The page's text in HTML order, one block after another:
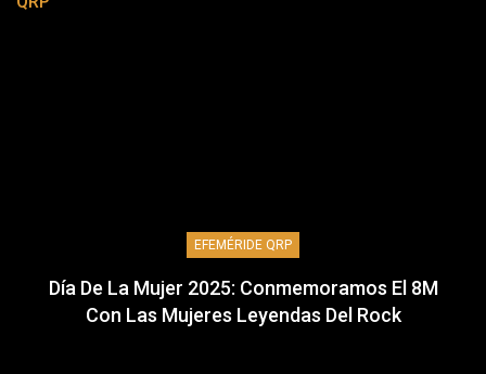
EFEMÉRIDE QRP
Día De La Mujer 2025: Conmemoramos El 8M
Con Las Mujeres Leyendas Del Rock